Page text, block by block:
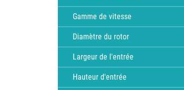
Gamme de vitesse
Diamètre du rotor
Largeur de l'entrée
Hauteur d'entrée